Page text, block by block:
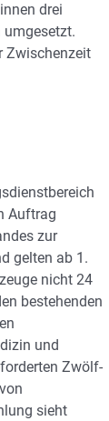
drei
Zwischenzeit
Auftrag
zur
gelten ab 1.
nicht 24
bestehenden
und
Zwölf-
sieht